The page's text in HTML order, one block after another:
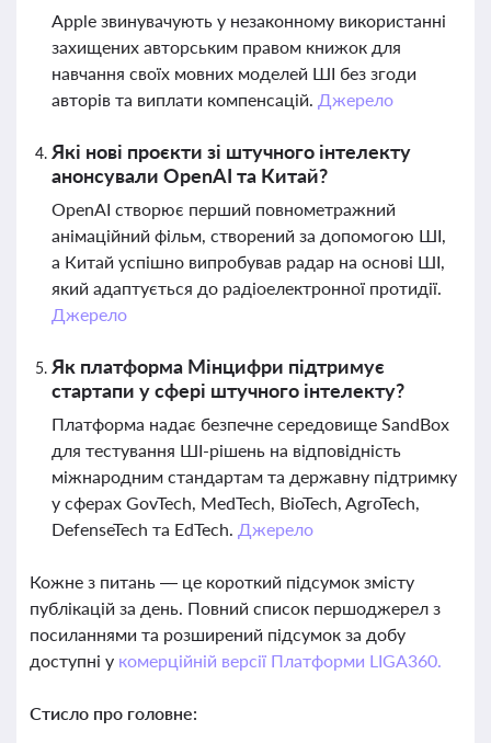
Apple звинувачують у незаконному використанні
захищених авторським правом книжок для
навчання своїх мовних моделей ШІ без згоди
авторів та виплати компенсацій. Джерело
Які нові проєкти зі штучного інтелекту
анонсували OpenAI та Китай?
OpenAI створює перший повнометражний
анімаційний фільм, створений за допомогою ШІ,
а Китай успішно випробував радар на основі ШІ,
який адаптується до радіоелектронної протидії.
Джерело
Як платформа Мінцифри підтримує
стартапи у сфері штучного інтелекту?
Платформа надає безпечне середовище SandBox
для тестування ШІ-рішень на відповідність
міжнародним стандартам та державну підтримку
у сферах GovTech, MedTech, BioTech, AgroTech,
DefenseTech та EdTech. Джерело
Кожне з питань — це короткий підсумок змісту
публікацій за день. Повний список першоджерел з
посиланнями та розширений підсумок за добу
доступні у комерційній версії Платформи LIGA360.
Стисло про головне: